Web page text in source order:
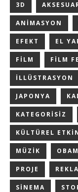
3D
ANIMASYON
EFEKT EL
FILM FILM
ILLÜSTRASYON
JAPONYA
KATEGORISIZ
KÜLTÜREL
MÜZIK
PROJE
SINEMA